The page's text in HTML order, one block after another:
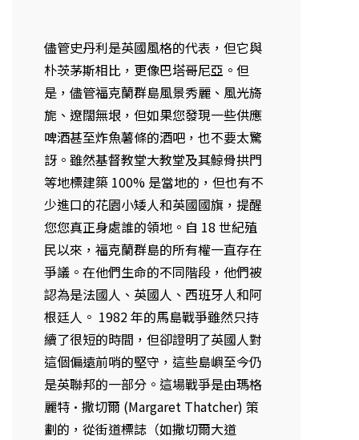
儘管史丹利是英國風格的代表，但它與
朴茨茅斯相比，更像巴塔哥尼亞。但
是，儘管福克蘭群島風景秀麗、風光旖
旎、遼闊無垠，但如果您發現一些供應
啤酒甚至炸魚薯條的酒吧，也不要太驚
訝。雖然基督教堂大教堂及其鯨骨拱門
等地標建築 100% 是當地的，但也有不
少進口的花園小矮人和英國國旗，提醒
您您真正身處誰的領地。自 18 世紀殖
民以來，福克蘭群島的所有權一直存在
爭議。在他們生命的不同階段，他們被
認為是法國人、英國人、西班牙人和阿
根廷人。 1982 年的馬島戰爭雖然只持
續了很短的時間，但卻證明了英國人對
這個偏遠前哨的堅守，這些島嶼至今仍
是英聯邦的一部分。這場戰爭是由瑪格
麗特·撒切爾 (Margaret Thatcher) 策
劃的，從街道標誌（如撒切爾大道